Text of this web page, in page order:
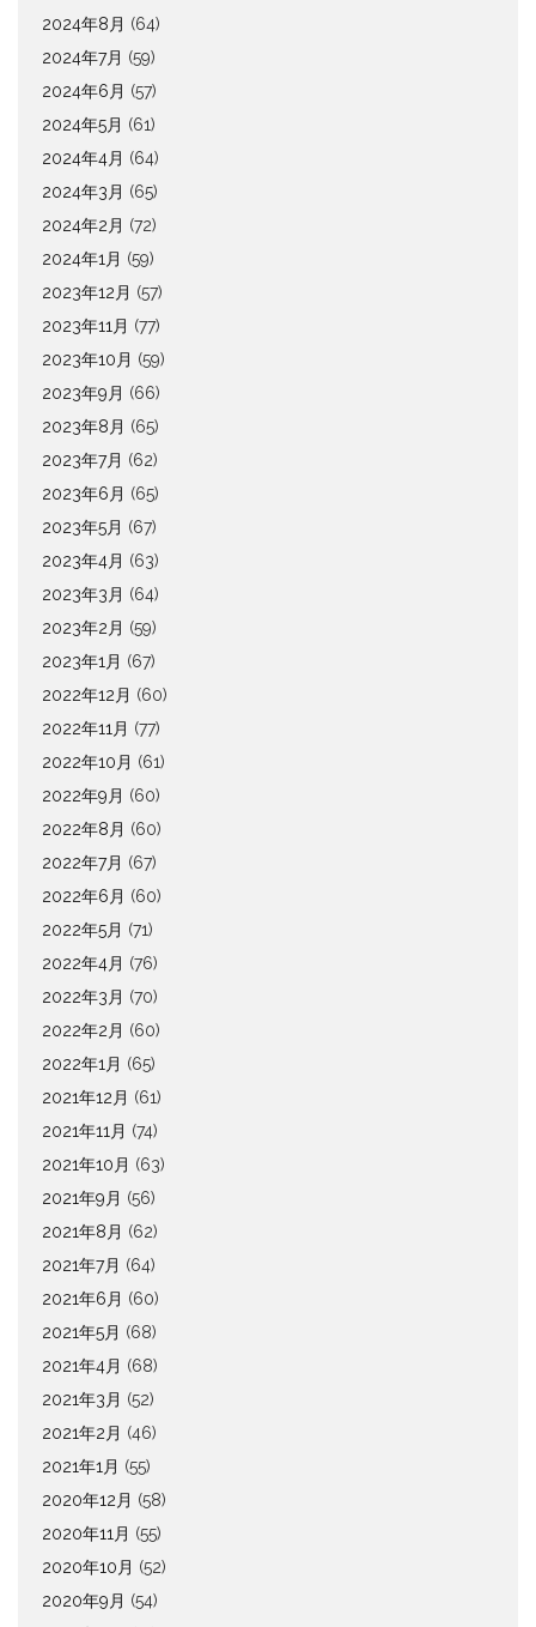
2024年8月 (64)
2024年7月 (59)
2024年6月 (57)
2024年5月 (61)
2024年4月 (64)
2024年3月 (65)
2024年2月 (72)
2024年1月 (59)
2023年12月 (57)
2023年11月 (77)
2023年10月 (59)
2023年9月 (66)
2023年8月 (65)
2023年7月 (62)
2023年6月 (65)
2023年5月 (67)
2023年4月 (63)
2023年3月 (64)
2023年2月 (59)
2023年1月 (67)
2022年12月 (60)
2022年11月 (77)
2022年10月 (61)
2022年9月 (60)
2022年8月 (60)
2022年7月 (67)
2022年6月 (60)
2022年5月 (71)
2022年4月 (76)
2022年3月 (70)
2022年2月 (60)
2022年1月 (65)
2021年12月 (61)
2021年11月 (74)
2021年10月 (63)
2021年9月 (56)
2021年8月 (62)
2021年7月 (64)
2021年6月 (60)
2021年5月 (68)
2021年4月 (68)
2021年3月 (52)
2021年2月 (46)
2021年1月 (55)
2020年12月 (58)
2020年11月 (55)
2020年10月 (52)
2020年9月 (54)